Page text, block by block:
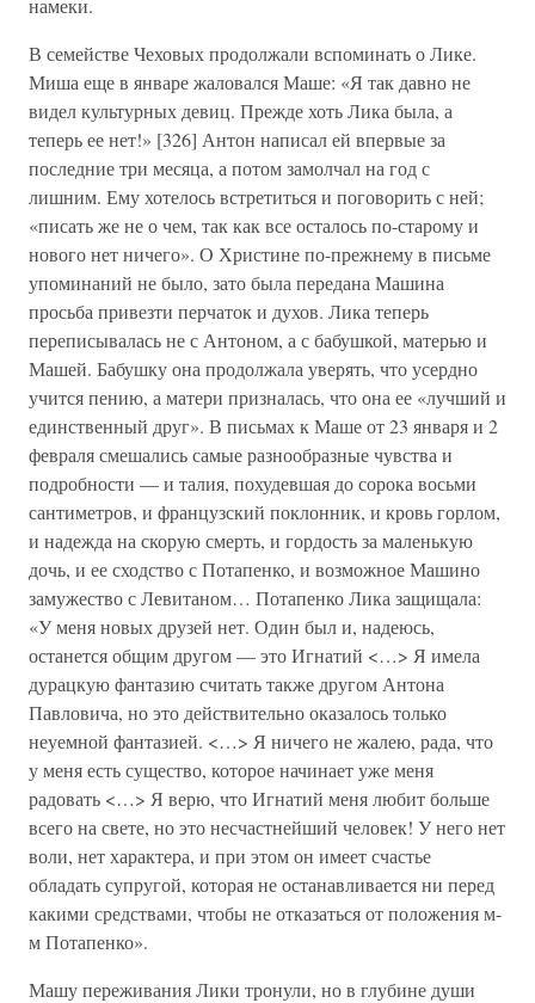
намеки.
В семействе Чеховых продолжали вспоминать о Лике.
Миша еще в январе жаловался Маше: «Я так давно не
видел культурных девиц. Прежде хоть Лика была, а
теперь ее нет!» [326] Антон написал ей впервые за
последние три месяца, а потом замолчал на год с
лишним. Ему хотелось встретиться и поговорить с ней;
«писать же не о чем, так как все осталось по-старому и
нового нет ничего». О Христине по-прежнему в письме
упоминаний не было, зато была передана Машина
просьба привезти перчаток и духов. Лика теперь
переписывалась не с Антоном, а с бабушкой, матерью и
Машей. Бабушку она продолжала уверять, что усердно
учится пению, а матери призналась, что она ее «лучший и
единственный друг». В письмах к Маше от 23 января и 2
февраля смешались самые разнообразные чувства и
подробности — и талия, похудевшая до сорока восьми
сантиметров, и французский поклонник, и кровь горлом,
и надежда на скорую смерть, и гордость за маленькую
дочь, и ее сходство с Потапенко, и возможное Машино
замужество с Левитаном… Потапенко Лика защищала:
«У меня новых друзей нет. Один был и, надеюсь,
останется общим другом — это Игнатий <…> Я имела
дурацкую фантазию считать также другом Антона
Павловича, но это действительно оказалось только
неуемной фантазией. <…> Я ничего не жалею, рада, что
у меня есть существо, которое начинает уже меня
радовать <…> Я верю, что Игнатий меня любит больше
всего на свете, но это несчастнейший человек! У него нет
воли, нет характера, и при этом он имеет счастье
обладать супругой, которая не останавливается ни перед
какими средствами, чтобы не отказаться от положения м-
м Потапенко».
Машу переживания Лики тронули, но в глубине души